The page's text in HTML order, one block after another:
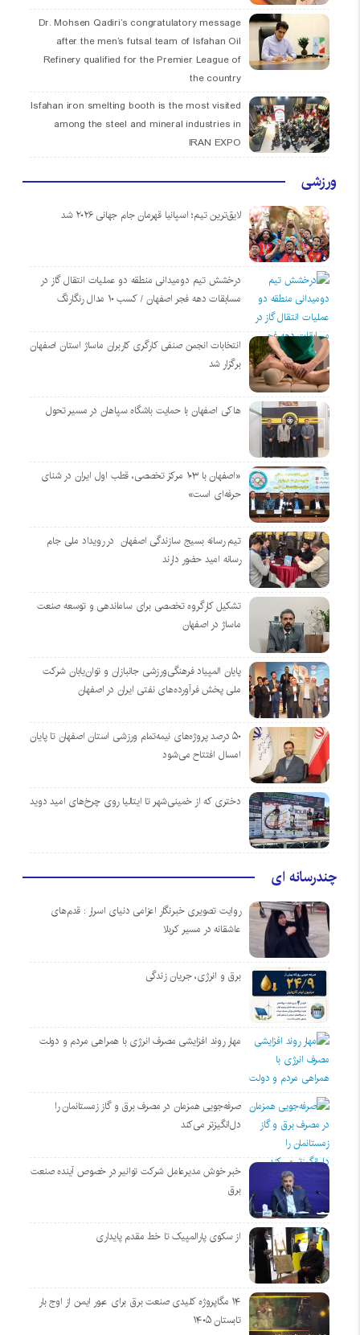
Dr. Mohsen Qadiri’s congratulatory message
after the men’s futsal team of Isfahan Oil
Refinery qualified for the Premier League of
the country
Isfahan iron smelting booth is the most visited
among the steel and mineral industries in
IRAN EXPO
ورزشی
لایق‌ترین تیم؛ اسپانیا قهرمان جام جهانی ۲۰۲۶ شد
درخشش تیم دومیدانی منطقه دو عملیات انتقال گاز در
مسابقات دهه فجر اصفهان / کسب ۱۰ مدال رنگارنگ
انتخابات انجمن صنفی کارگری کاربران ماساژ استان اصفهان
برگزار شد
هاکی اصفهان با حمایت باشگاه سپاهان در مسیر تحول
«اصفهان با ۱۰۳ مرکز تخصصی، قطب اول ایران در شنای
حرفه‌ای است»
تیم رسانه بسیج سازندگی اصفهان در رویداد ملی جام
رسانه امید حضور دارند
تشکیل کارگروه تخصصی برای ساماندهی و توسعه صنعت
ماساژ در اصفهان
پایان المپیاد فرهنگی‌ورزشی جانبازان و توان‌یابان شرکت
ملی پخش فرآورده‌های نفتی ایران در اصفهان
۵۰ درصد پروژه‌های نیمه‌تمام ورزشی استان اصفهان تا پایان
امسال افتتاح می‌شود
دختری که از خمینی‌شهر تا ایتالیا روی چرخ‌های امید دوید
چندرسانه ای
روایت تصویری خبرنگار اعزامی دنیای اسرار : قدم‌های
عاشقانه در مسیر کربلا
برق و انرژی، جریان زندگی
مهار روند افزایشی مصرف انرژی با همراهی مردم و دولت
صرفه‌جویی همزمان در مصرف برق و گاز زمستانمان را
دل‌انگیزتر می‌کند
خبر خوش مدیرعامل شرکت توانیر در خصوص آینده صنعت
برق
از سکوی پارالمپیک تا خط مقدم پایداری
۱۴ مگاپروژه‌ کلیدی صنعت برق برای عبور ایمن از اوج بار
تابستان ۱۴۰۵